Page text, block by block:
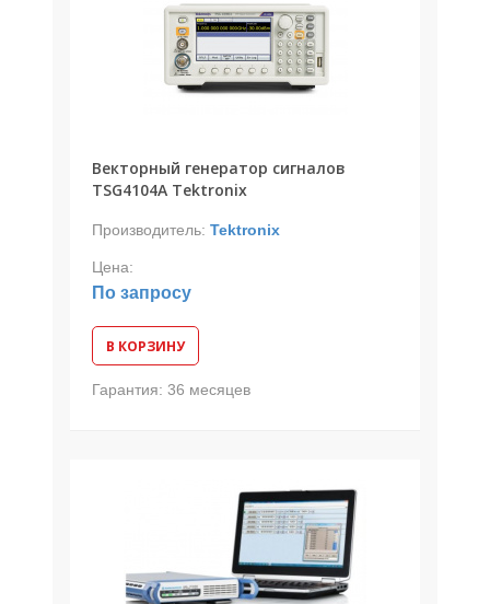
Векторный генератор сигналов
TSG4104A Tektronix
Производитель: Tektronix
Цена:
По запросу
В КОРЗИНУ
Гарантия: 36 месяцев